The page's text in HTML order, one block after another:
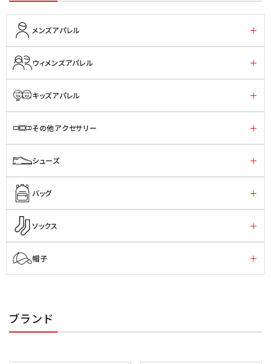
メンズアパレル
ウィメンズアパレル
キッズアパレル
その他アクセサリー
シューズ
バッグ
ソックス
帽子
ブランド